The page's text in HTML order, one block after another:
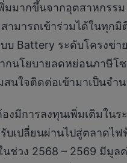
มากขึ้นจากอุตสาหกรร
มารถเข้าร่วมได้ในทุก
Battery ระดับโครงข่
นโยบายลดหย่อนภาษีโ
นใจติดต่อเข้ามาเป็นจำ
มีการลงทุนเพิ่มเติมใน
บเปลี่ยนผ่านไปสู่ตลาด
ช่วง 2568 – 2569 มีมูล